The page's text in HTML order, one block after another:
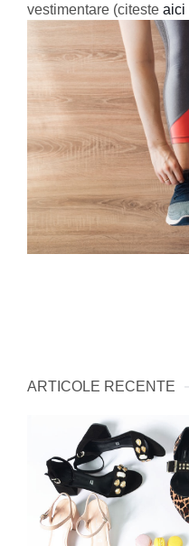
vestimentare (citeste aici
ARTICOLE RECENTE